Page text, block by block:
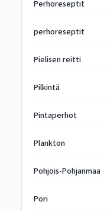
Perhoreseptit
perhoreseptit
Pielisen reitti
Pilkintä
Pintaperhot
Plankton
Pohjois-Pohjanmaa
Pori